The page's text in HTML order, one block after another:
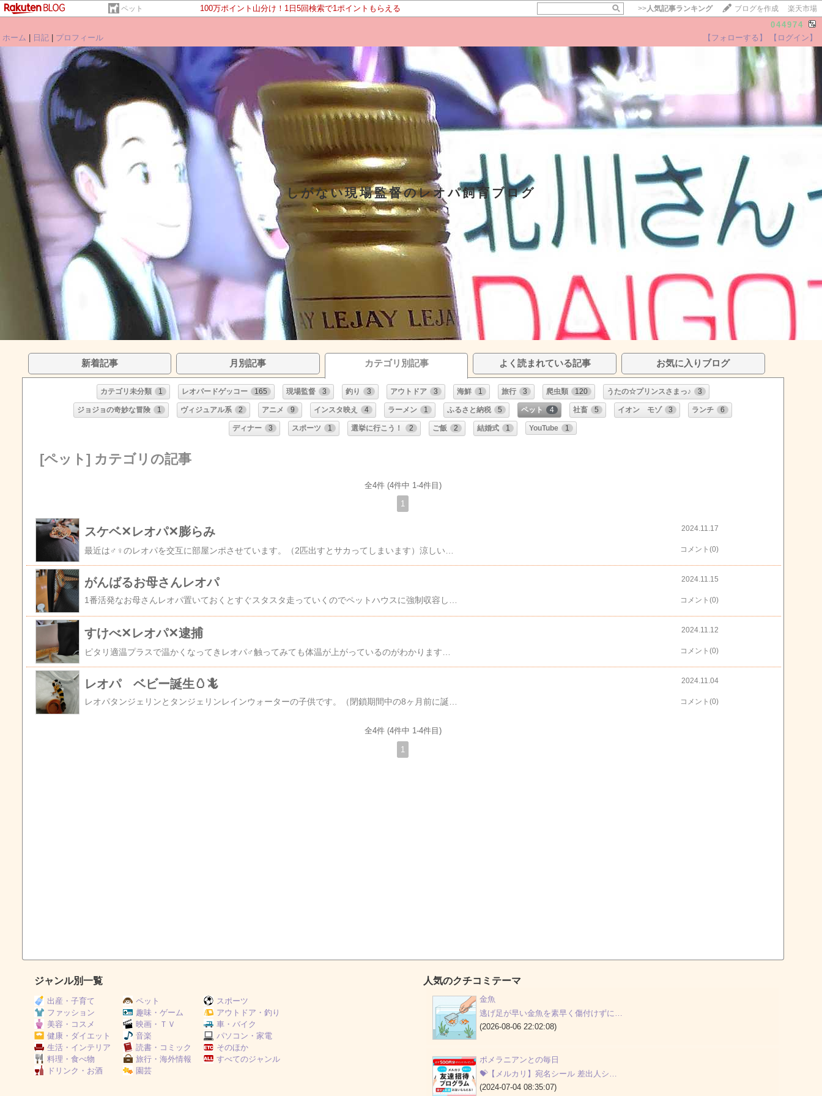
ペット 100万ポイント山分け！1日5回検索で1ポイントもらえる >>人気記事ランキング ブログを作成 楽天市場
044974
ホーム
日記 プロフィール 【フォローする】 【ログイン】
しがない現場監督のレオパ飼育ブログ
新着記事 月別記事 カテゴリ別記事 よく読まれている記事 お気に入りブログ
カテゴリ未分類 1 レオパードゲッコー 165 現場監督 3 釣り 3 アウトドア 3 海鮮 1 旅行 3 爬虫類 120 うたの☆プリンスさまっ♪ 3
ジョジョの奇妙な冒険 1 ヴィジュアル系 2 アニメ 9 インスタ映え 4 ラーメン 1 ふるさと納税 5 ペット 4 社畜 5 イオン モゾ 3 ランチ 6
ディナー 3 スポーツ 1 選挙に行こう！ 2 ご飯 2 結婚式 1 YouTube 1
[ペット] カテゴリの記事
全4件 (4件中 1-4件目)
1
スケベ✕レオパ✕膨らみ 2024.11.17
コメント(0)
がんばるお母さんレオパ 2024.11.15
コメント(0)
すけべ✕レオパ✕逮捕 2024.11.12
コメント(0)
レオパ ベビー誕生🥚🦎 2024.11.04
コメント(0)
全4件 (4件中 1-4件目)
1
ジャンル別一覧
出産・子育て
ファッション
美容・コスメ
健康・ダイエット
生活・インテリア
料理・食べ物
ドリンク・お酒
ペット
趣味・ゲーム
映画・ＴＶ
音楽
読書・コミック
旅行・海外情報
園芸
スポーツ
アウトドア・釣り
車・バイク
パソコン・家電
そのほか
すべてのジャンル
人気のクチコミテーマ
金魚
逃げ足が早い金魚を素早く傷付けずに…
(2026-08-06 22:02:08)
ポメラニアンとの毎日
💝【メルカリ】宛名シール 差出人シ…
(2024-07-04 08:35:07)